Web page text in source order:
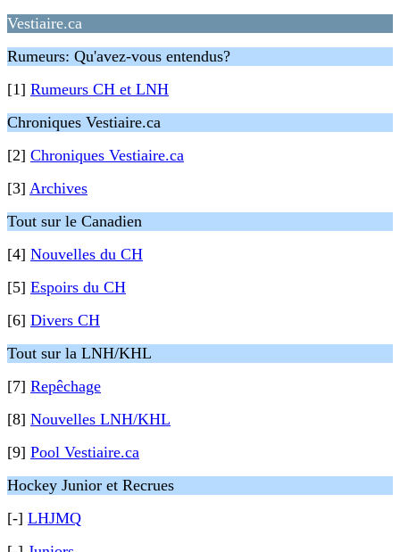
Vestiaire.ca
Rumeurs: Qu'avez-vous entendus?
[1] Rumeurs CH et LNH
Chroniques Vestiaire.ca
[2] Chroniques Vestiaire.ca
[3] Archives
Tout sur le Canadien
[4] Nouvelles du CH
[5] Espoirs du CH
[6] Divers CH
Tout sur la LNH/KHL
[7] Repêchage
[8] Nouvelles LNH/KHL
[9] Pool Vestiaire.ca
Hockey Junior et Recrues
[-] LHJMQ